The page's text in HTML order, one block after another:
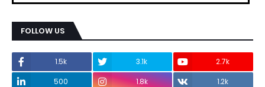
FOLLOW US
1.5k 3.1k
2.7k
500
1.8k 1.2k